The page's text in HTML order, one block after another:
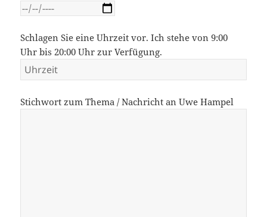
Schlagen Sie eine Uhrzeit vor. Ich stehe von 9:00
Uhr bis 20:00 Uhr zur Verfügung.
Stichwort zum Thema / Nachricht an Uwe Hampel